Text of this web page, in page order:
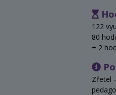
122
80
+ 2
Zřetel